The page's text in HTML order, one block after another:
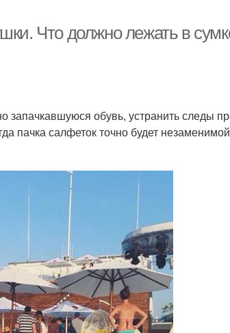
Что должно лежать в
запачкавшуюся обувь, устранить следы
пачка салфеток точно будет